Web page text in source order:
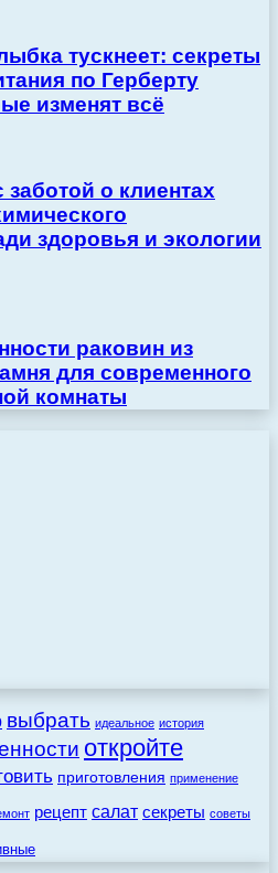
тускнеет: секреты
по Герберту
изменят всё
о клиентах
здоровья и экологии
раковин из
для современного
комнаты
выбрать идеальное история
откройте
приготовления применение
рецепт салат секреты советы